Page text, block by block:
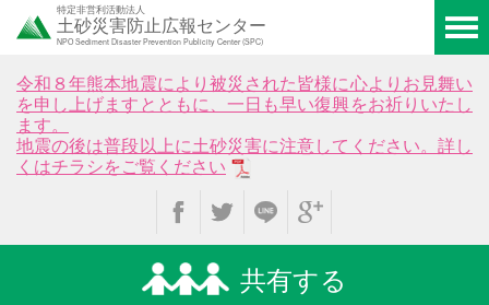
特定非営利活動法人
土砂災害防止広報センター
NPO Sediment Disaster Prevention Publicity Center (SPC)
令和８年熊本地震により被災された皆様に心よりお見舞い
を申し上げますとともに、一日も早い復興をお祈りいたし
ます。
地震の後は普段以上に土砂災害に注意してください。詳し
くはチラシをご覧ください
共有する